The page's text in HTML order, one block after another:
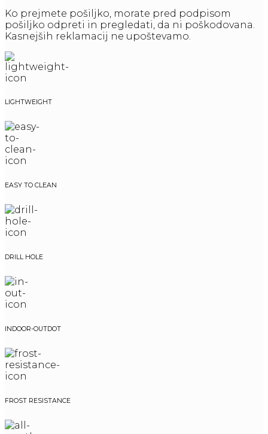
Ko prejmete pošiljko, morate pred podpisom
pošiljko odpreti in pregledati, da ni poškodovana.
Kasnejših reklamacij ne upoštevamo.
LIGHTWEIGHT
EASY TO CLEAN
DRILL HOLE
INDOOR-OUTDOT
FROST RESISTANCE